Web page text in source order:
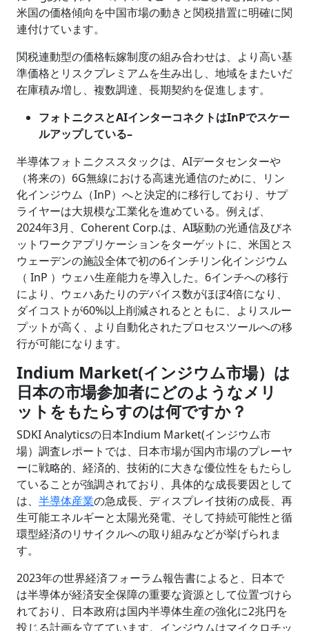
米国の価格傾向を中国市場の動きと関税措置に明確に関
連付けています。
関税連動型の価格転嫁制度の組み合わせは、より高い基
準価格とリスクプレミアムを生み出し、地域をまたいだ
在庫積み増し、複数調達、長期契約を促進します。
フォトニクスとAIインターコネクトはInPでスケー
ルアップしている–
半導体フォトニクススタックは、AIデータセンターや
（将来の）6G無線における高速光通信のために、リン
化インジウム（InP）へと決定的に移行しており、サプ
ライヤーは大規模な工業化を進めている。例えば、
2024年3月、Coherent Corp.は、AI駆動の光通信及びネ
ットワークアプリケーションをターゲットに、米国とス
ウェーデンの施設全体で初の6インチリン化インジウム
（ InP ）ウェハ生産能力を導入した。6インチへの移行
により、ウェハあたりのデバイス数がほぼ4倍になり、
ダイコストが60%以上削減されるとともに、よりスルー
プットが高く、より自動化されたプロセスツールへの移
行が可能になります。
Indium Market(インジウム市場）は
日本の市場参加者にどのようなメリ
ットをもたらすのは何ですか？
SDKI Analyticsの日本Indium Market(インジウム市
場）調査レポートでは、日本市場が国内市場のプレーヤ
ーに戦略的、経済的、技術的に大きな優位性をもたらし
ていることが強調されており、具体的な成長要因として
は、 半導体産業の急成長、ディスプレイ技術の成長、再
生可能エネルギーと太陽光発電、そして持続可能性と循
環型経済のリサイクルへの取り組みなどが挙げられま
す。
2023年の世界経済フォーラム報告書によると、日本で
は半導体が経済安全保障の重要な資源として位置づけら
れており、日本政府は国内半導体生産の強化に2兆円を
投じる計画を立てています。インジウムはマイクロチッ